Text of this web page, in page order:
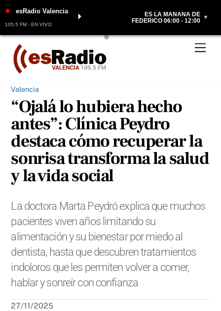
Skip
content
● esRadio Valencia
105.5 FM - EN VIVO
⏵
ES LA MAÑANA DE
FEDERICO 06:00 - 12:00 ▼
Valencia
“Ojalá lo hubiera hecho
antes”: Clínica Peydro
destaca cómo recuperar la
sonrisa transforma la salud
y la vida social
La doctora Marta Peydró explica que muchos
pacientes viven años limitando su
alimentación y su bienestar por miedo al
dentista, hasta que descubren tratamientos
indoloros que les permiten volver a comer,
hablar y sonreír con confianza
27/11/2025